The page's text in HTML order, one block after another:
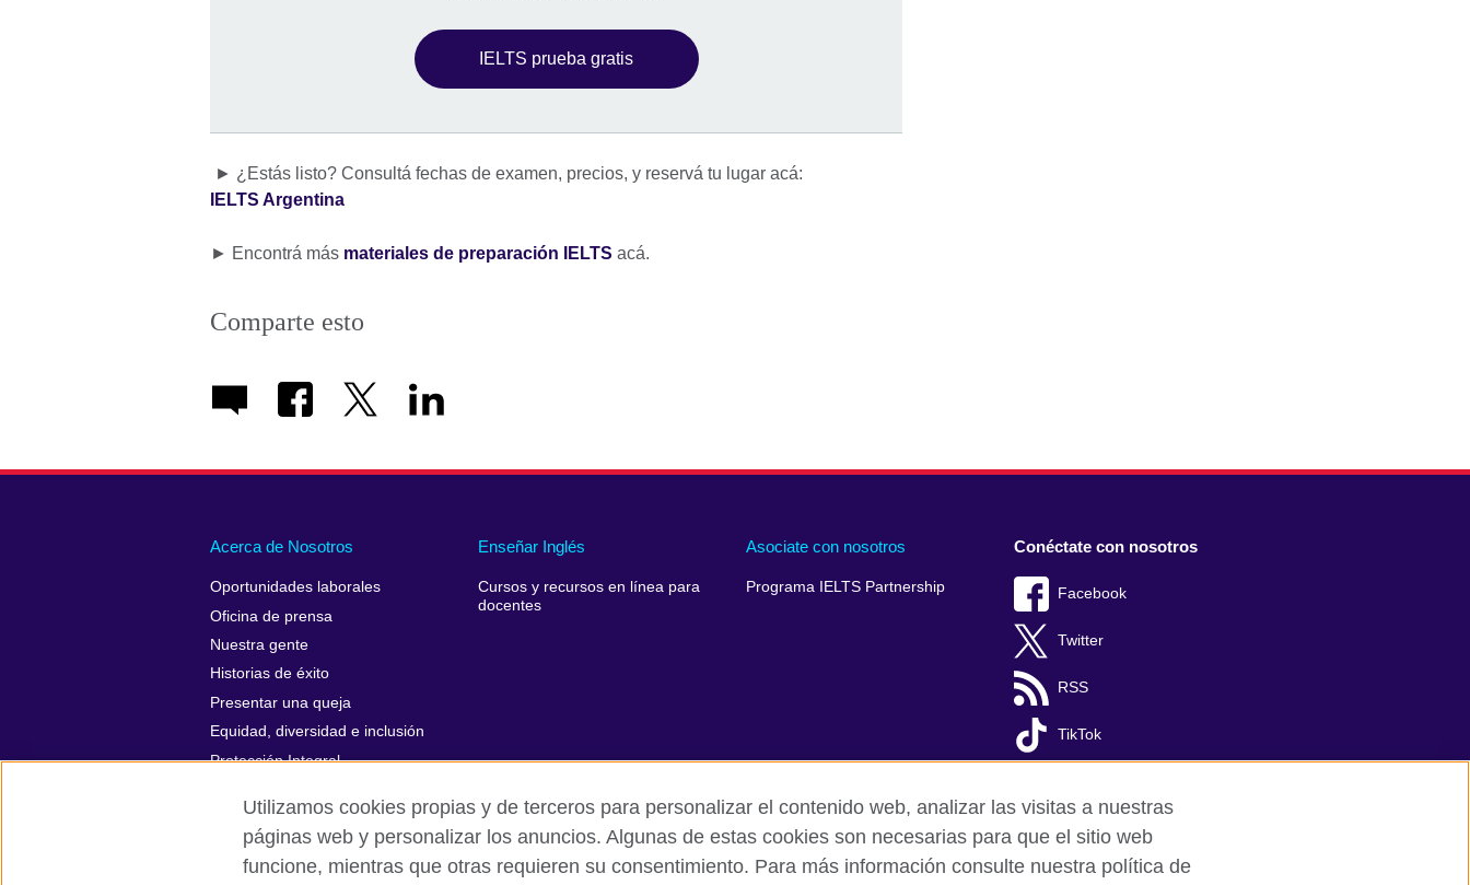
IELTS prueba gratis
► ¿Estás listo? Consultá fechas de examen, precios, y reservá tu lugar acá:
IELTS Argentina
► Encontrá más materiales de preparación IELTS acá.
Comparte esto
Acerca de Nosotros
Oportunidades laborales
Oficina de prensa
Nuestra gente
Historias de éxito
Presentar una queja
Equidad, diversidad e inclusión
Protección Integral
Enseñar Inglés
Cursos y recursos en línea para
docentes
Asociate con nosotros
Programa IELTS Partnership
Conéctate con nosotros
Facebook
Twitter
RSS
TikTok
British Council Global Políticas de privacidad y condiciones de uso Cookies Quejas y comentarios Mapa del sitio
Utilizamos cookies propias y de terceros para personalizar el contenido web, analizar las visitas a nuestras
páginas web y personalizar los anuncios. Algunas de estas cookies son necesarias para que el sitio web
funcione, mientras que otras requieren su consentimiento. Para más información consulte nuestra política de